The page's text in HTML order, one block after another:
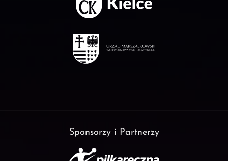
Sponsorzy i Partnerzy